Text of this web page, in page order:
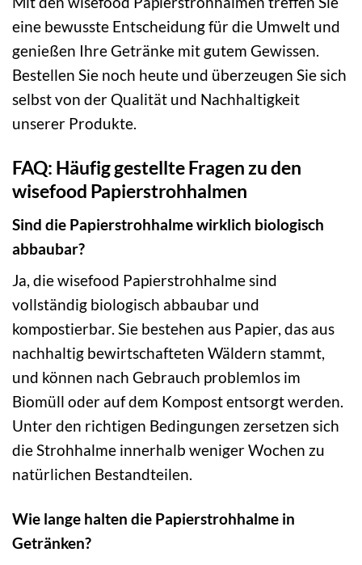
eine bewusste Entscheidung für die Umwelt und
genießen Ihre Getränke mit gutem Gewissen.
Bestellen Sie noch heute und überzeugen Sie sich
selbst von der Qualität und Nachhaltigkeit
unserer Produkte.
FAQ: Häufig gestellte Fragen zu den
wisefood Papierstrohhalmen
Sind die Papierstrohhalme wirklich biologisch
abbaubar?
Ja, die wisefood Papierstrohhalme sind
vollständig biologisch abbaubar und
kompostierbar. Sie bestehen aus Papier, das aus
nachhaltig bewirtschafteten Wäldern stammt,
und können nach Gebrauch problemlos im
Biomüll oder auf dem Kompost entsorgt werden.
Unter den richtigen Bedingungen zersetzen sich
die Strohhalme innerhalb weniger Wochen zu
natürlichen Bestandteilen.
Wie lange halten die Papierstrohhalme in
Getränken?